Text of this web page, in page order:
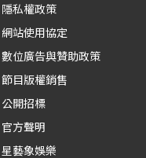
隱私權政策
網站使用協定
數位廣告與贊助政策
節目版權銷售
公開招標
官方聲明
星藝象娛樂